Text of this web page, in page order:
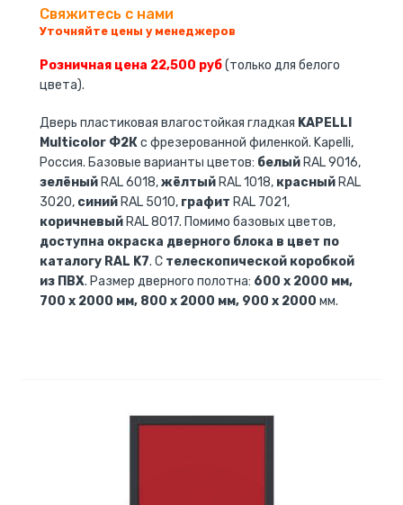
Свяжитесь с нами
Уточняйте цены у менеджеров
Розничная цена 22,500 руб(только для белого
цвета).
Дверь пластиковая влагостойкая гладкая KAPELLI
Multicolor Ф2Кс фрезерованной филенкой. Kapelli,
Россия. Базовые варианты цветов: белый RAL 9016,
зелёный RAL 6018,жёлтый RAL 1018, красный RAL
3020, синий RAL 5010, графит RAL 7021,
коричневый RAL 8017. Помимо базовых цветов,
доступна окраска дверного блока в цвет по
каталогу RAL K7. С телескопической коробкой
из ПВХ. Размер дверного полотна: 600 x 2000 мм,
700 x 2000 мм, 800 x 2000 мм, 900 x 2000 мм.